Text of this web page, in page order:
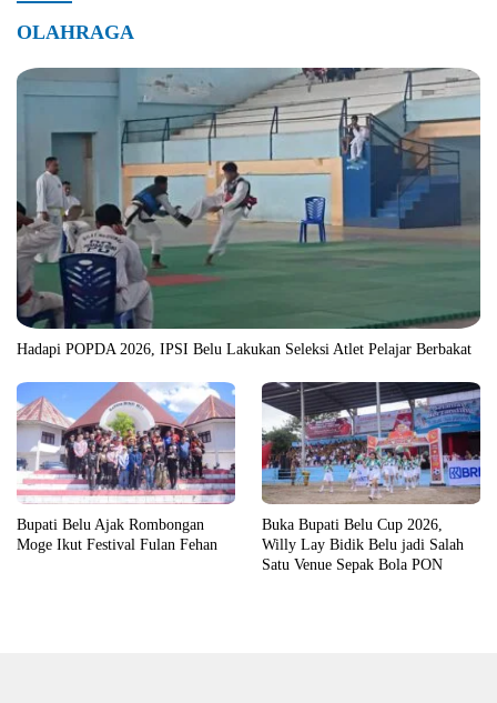
OLAHRAGA
Hadapi POPDA 2026, IPSI Belu Lakukan Seleksi Atlet Pelajar Berbakat
Bupati Belu Ajak Rombongan
Moge Ikut Festival Fulan Fehan
Buka Bupati Belu Cup 2026,
Willy Lay Bidik Belu jadi Salah
Satu Venue Sepak Bola PON